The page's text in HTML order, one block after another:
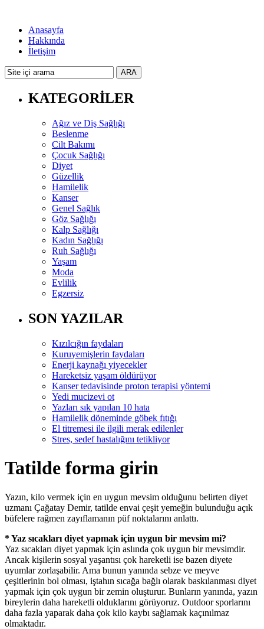
Anasayfa
Hakkında
İletişim
KATEGORİLER
Ağız ve Diş Sağlığı
Beslenme
Cilt Bakımı
Çocuk Sağlığı
Diyet
Güzellik
Hamilelik
Kanser
Genel Sağlık
Göz Sağlığı
Kalp Sağlığı
Kadın Sağlığı
Ruh Sağlığı
Yaşam
Moda
Evlilik
Egzersiz
SON YAZILAR
Kızılcığın faydaları
Kuruyemişlerin faydaları
Enerji kaynağı yiyecekler
Hareketsiz yaşam öldürüyor
Kanser tedavisinde proton terapisi yöntemi
Yedi mucizevi ot
Yazları sık yapılan 10 hata
Hamilelik döneminde göbek fıtığı
El titremesi ile ilgili merak edilenler
Stres, sedef hastalığını tetikliyor
Tatilde forma girin
Yazın, kilo vermek için en uygun mevsim olduğunu belirten diyet
uzmanı Çağatay Demir, tatilde envai çeşit yemeğin bulunduğu açık
büfelere rağmen zayıflamanın püf noktalarını anlattı.
* Yaz sıcakları diyet yapmak için uygun bir mevsim mi?
Yaz sıcakları diyet yapmak için aslında çok uygun bir mevsimdir.
Ancak kişilerin sosyal yaşantısı çok hareketli ise bazen diyete
uyumlar zorlaşabilir. Ama bunun yanında sebze ve meyve
çeşitlerinin bol olması, iştahın sıcağa bağlı olarak baskılanması diyet
yapmak için çok uygun bir zemin oluşturur. Bunların yanında, yazın
bireylerin daha hareketli olduklarını görüyoruz. Outdoor sporlarını
daha fazla yaparak daha çok kilo kaybı sağlamak kaçınılmaz
olmaktadır.